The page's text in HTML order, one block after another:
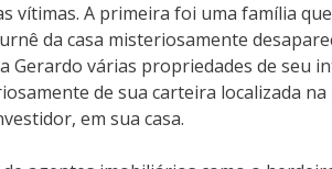
A primeira foi uma família
da casa misteriosamente
várias propriedades de seu
de sua carteira localizada
em sua casa.